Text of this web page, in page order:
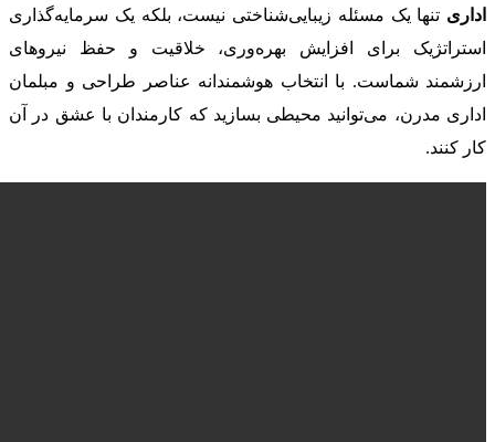
اداری تنها یک مسئله زیبایی‌شناختی نیست، بلکه یک سرمایه‌گذاری
استراتژیک برای افزایش بهره‌وری، خلاقیت و حفظ نیروهای
ارزشمند شماست. با انتخاب هوشمندانه عناصر طراحی و مبلمان
اداری مدرن، می‌توانید محیطی بسازید که کارمندان با عشق در آن
کار کنند.